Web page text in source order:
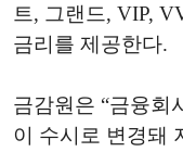
트, 그랜드, VIP,
금리를 제공한다.
금감원은 “금융회
이 수시로 변경돼